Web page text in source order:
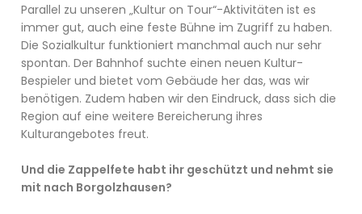
Parallel zu unseren „Kultur on Tour“-Aktivitäten ist es
immer gut, auch eine feste Bühne im Zugriff zu haben.
Die Sozialkultur funktioniert manchmal auch nur sehr
spontan. Der Bahnhof suchte einen neuen Kultur-
Bespieler und bietet vom Gebäude her das, was wir
benötigen. Zudem haben wir den Eindruck, dass sich die
Region auf eine weitere Bereicherung ihres
Kulturangebotes freut.
Und die Zappelfete habt ihr geschützt und nehmt sie
mit nach Borgolzhausen?